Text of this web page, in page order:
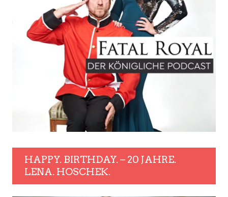
HAPPY. BIRTHDAY. – 20 JAHRE.
LENA. HOSCHEK.